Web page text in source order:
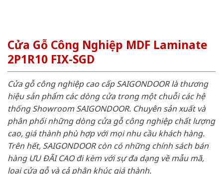
Cửa Gỗ Công Nghiệp MDF Laminate
2P1R10 FIX-SGD
Cửa gỗ công nghiệp cao cấp SAIGONDOOR là thương
hiệu sản phẩm các dòng cửa trong một chuỗi các hệ
thống Showroom SAIGONDOOR. Chuyên sản xuất và
phân phối những dòng cửa gỗ công nghiệp chất lượng
cao, giá thành phù hợp với mọi nhu cầu khách hàng.
Trên hết, SAIGONDOOR còn có những chính sách bán
hàng ƯU ĐÃI CAO đi kèm với sự đa dạng về mẫu mã,
loại cửa gỗ và cả phân khúc giá thành.